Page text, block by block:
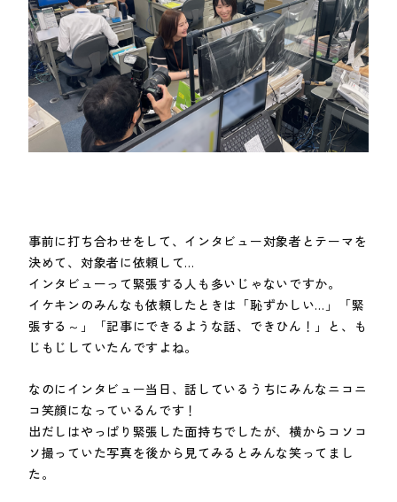
事前に打ち合わせをして、インタビュー対象者とテーマを
決めて、対象者に依頼して…
インタビューって緊張する人も多いじゃないですか。
イケキンのみんなも依頼したときは「恥ずかしい…」「緊
張する～」「記事にできるような話、できひん！」と、も
じもじしていたんですよね。
なのにインタビュー当日、話しているうちにみんなニコニ
コ笑顔になっているんです！
出だしはやっぱり緊張した面持ちでしたが、横からコソコ
ソ撮っていた写真を後から見てみるとみんな笑ってまし
た。